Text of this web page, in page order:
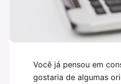
Você já pensou em
gostaria de algumas